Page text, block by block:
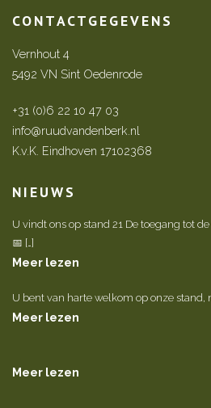
CONTACTGEGEVENS
Vernhout 4
5492 VN Sint Oedenrode
+31 (0)6 22 10 47 03
info@ruudvandenberk.nl
K.v.K. Eindhoven 17102368
NIEUWS
U vindt ons op stand 21 De toegang tot
📅 […]
Meer lezen
U bent van harte welkom op onze stand,
Meer lezen
Meer lezen